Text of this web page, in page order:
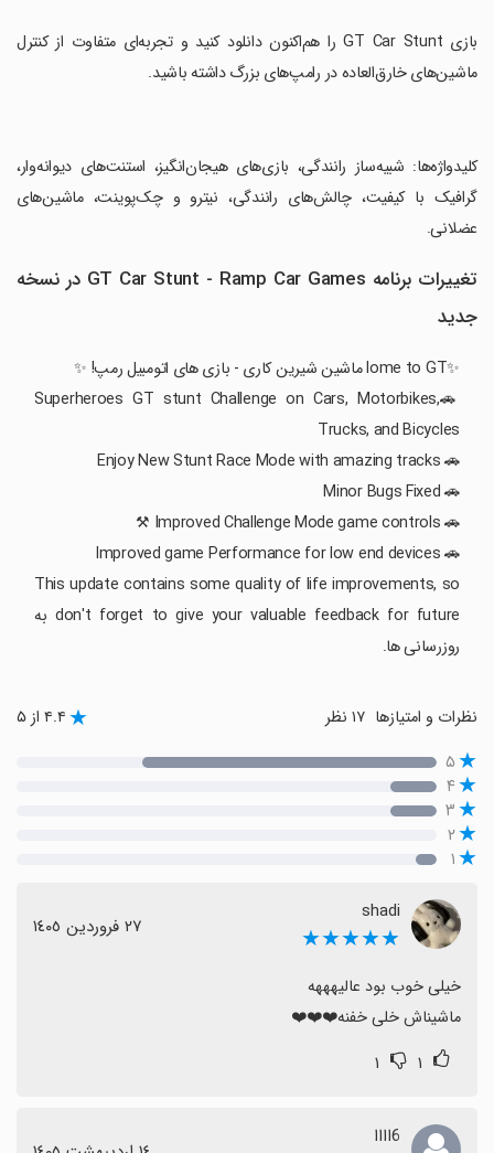
‏بازی GT Car Stunt را هم‌اکنون دانلود کنید و تجربه‌ای متفاوت از کنترل
ماشین‌های خارق‌العاده در رامپ‌های بزرگ داشته باشید.
‏کلیدواژه‌ها: شبیه‌ساز رانندگی، بازی‌های هیجان‌انگیز، استنت‌های دیوانه‌وار،
گرافیک با کیفیت، چالش‌های رانندگی، نیترو و چک‌پوینت، ماشین‌های
عضلانی.
تغییرات برنامه GT Car Stunt - Ramp Car Games در نسخه
جدید
✨lome to GT ماشین شیرین کاری - بازی های اتومبیل رمپ! ✨
🚗Superheroes GT stunt Challenge on Cars, Motorbikes,
Trucks, and Bicycles
🚗 Enjoy New Stunt Race Mode with amazing tracks
🚗 Minor Bugs Fixed
🚗 Improved Challenge Mode game controls ⚒️
🚗 Improved game Performance for low end devices
This update contains some quality of life improvements, so
don't forget to give your valuable feedback for future به
روزرسانی ها.
نظرات و امتیازها ۴.۴ از ۵
۵
۴
۳
۲
۱
shadi
★★★★★ ٢٧ فروردین ١٤٠٥
ماشیناش خلی خفنه❤️❤️❤️
۱ ۱
6اااا